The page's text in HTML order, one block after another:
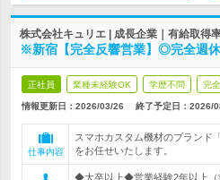
株式会社キュリエ | 成長企業｜有給取得
※新宿【完全反響営業】◎完全週
正社員 業種未経験OK 学歴不問 完
情報更新日：2026/03/26 終了予定日： 2026/
仕事内容
スマホカスタム機材のブランド
をお任せいたします。
◆大卒以上◆営業経験2年以上